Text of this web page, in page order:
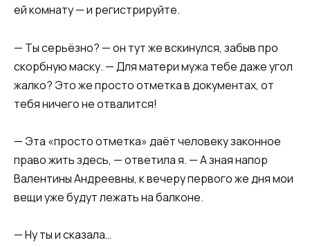
ей комнату — и регистрируйте.
— Ты серьёзно? — он тут же вскинулся, забыв про
скорбную маску. — Для матери мужа тебе даже угол
жалко? Это же просто отметка в документах, от
тебя ничего не отвалится!
— Эта «просто отметка» даёт человеку законное
право жить здесь, — ответила я. — А зная напор
Валентины Андреевны, к вечеру первого же дня мои
вещи уже будут лежать на балконе.
— Ну ты и сказала…